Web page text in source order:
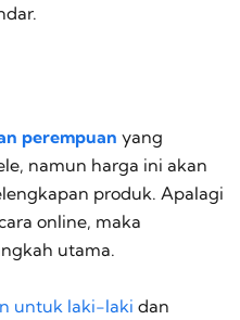
perempuan yang
namun harga ini akan
produk. Apalagi
online, maka
utama.
untuk laki-laki dan